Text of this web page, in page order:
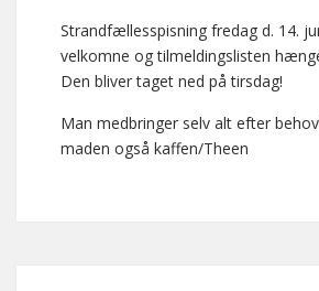
Strandfællesspisning fredag d. 14.
velkomne og tilmeldingslisten
Den bliver taget ned på tirsdag!
Man medbringer selv alt efter
maden også kaffen/Theen